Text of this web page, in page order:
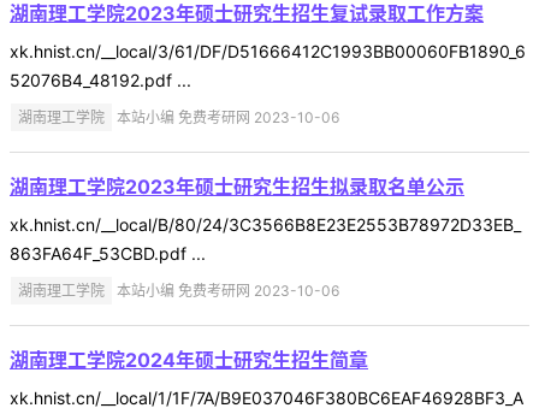
湖南理工学院2023年硕士研究生招生复试录取工作方案
xk.hnist.cn/__local/3/61/DF/D51666412C1993BB00060FB1890_6
52076B4_48192.pdf ...
湖南理工学院 本站小编 免费考研网 2023-10-06
湖南理工学院2023年硕士研究生招生拟录取名单公示
xk.hnist.cn/__local/B/80/24/3C3566B8E23E2553B78972D33EB_
863FA64F_53CBD.pdf ...
湖南理工学院 本站小编 免费考研网 2023-10-06
湖南理工学院2024年硕士研究生招生简章
xk.hnist.cn/__local/1/1F/7A/B9E037046F380BC6EAF46928BF3_A